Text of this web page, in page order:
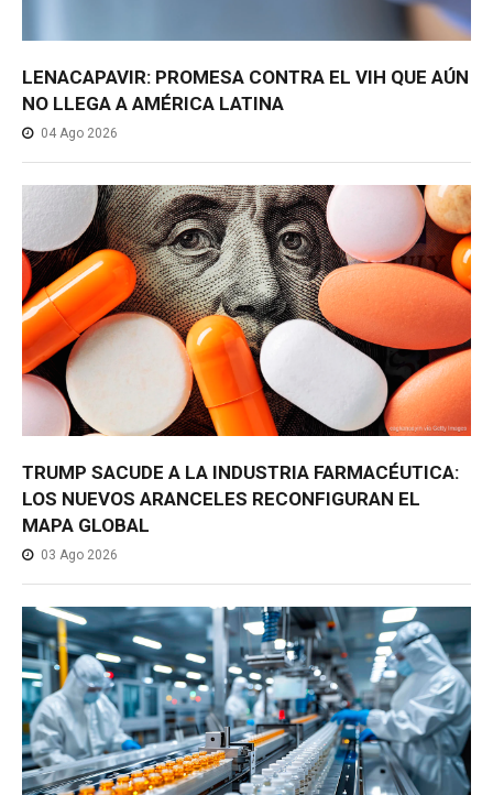
LENACAPAVIR: PROMESA CONTRA EL VIH QUE AÚN
NO LLEGA A AMÉRICA LATINA
04 Ago 2026
TRUMP SACUDE A LA INDUSTRIA FARMACÉUTICA:
LOS NUEVOS ARANCELES RECONFIGURAN EL
MAPA GLOBAL
03 Ago 2026